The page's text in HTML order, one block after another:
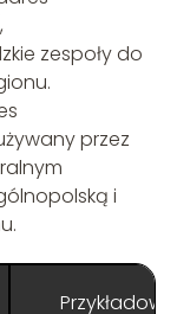
zespoły do
przez
i